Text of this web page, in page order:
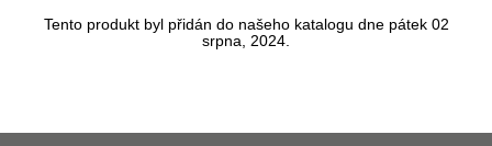
Tento produkt byl přidán do našeho katalogu dne pátek 02
srpna, 2024.